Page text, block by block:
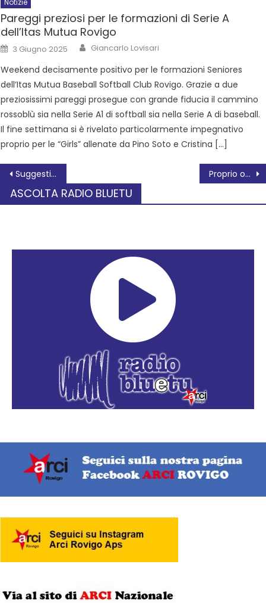
Notizie
Pareggi preziosi per le formazioni di Serie A
dell’Itas Mutua Rovigo
3 Giugno 2025 Giancarlo Lovisari
Weekend decisamente positivo per le formazioni Seniores
dell’Itas Mutua Baseball Softball Club Rovigo. Grazie a due
preziosissimi pareggi prosegue con grande fiducia il cammino
rossoblù sia nella Serie A1 di softball sia nella Serie A di baseball.
Il fine settimana si è rivelato particolarmente impegnativo
proprio per le “Girls” allenate da Pino Soto e Cristina […]
Suggestioni di tramonto: un concorso di poesia di grande successo! Proprio oggi 4 dicembre
ASCOLTA RADIO BLUETU